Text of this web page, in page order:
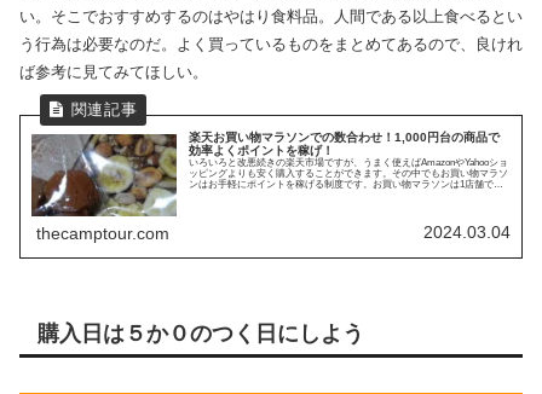
い。そこでおすすめするのはやはり食料品。人間である以上食べるとい
う行為は必要なのだ。よく買っているものをまとめてあるので、良けれ
ば参考に見てみてほしい。
楽天お買い物マラソンでの数合わせ！1,000円台の商品で
効率よくポイントを稼げ！
いろいろと改悪続きの楽天市場ですが、うまく使えばAmazonやYahooショ
ッピングよりも安く購入することができます。その中でもお買い物マラソ
ンはお手軽にポイントを稼げる制度です。お買い物マラソンは1店舗で購
thecamptour.com 2024.03.04
購入日は５か０のつく日にしよう